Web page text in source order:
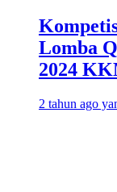
Lomba
2024
2 tahun ago